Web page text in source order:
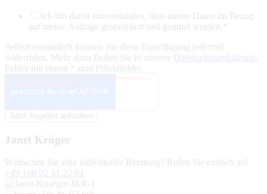
Ich bin damit einverstanden, dass meine Daten im Bezug
auf meine Anfrage gespeichert und genutzt werden.
Selbstverständlich können Sie diese Einwilligung jederzeit
widerrufen. Mehr dazu finden Sie in unserer
Datenschutzerklärung
Felder mit einem * sind Pflichtfelder.
Janet Krüger
Wünschen Sie eine individuelle Beratung? Rufen Sie einfach an!
+49 160 92 41 22 61